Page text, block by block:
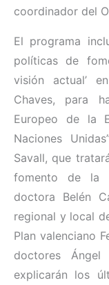
coordinador del
El programa
políticas de
visión actual’
Chaves, para
Europeo de la
Naciones
Savall, que
fomento de la
doctora Belén
regional y local
Plan valenciano
doctores
explicarán los